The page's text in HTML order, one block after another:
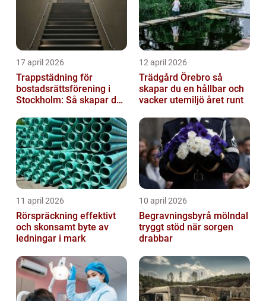
17 april 2026
Trappstädning för
bostadsrättsförening i
Stockholm: Så skapar du
trapphus...
12 april 2026
Trädgård Örebro så
skapar du en hållbar och
vacker utemiljö året runt
11 april 2026
Rörspräckning effektivt
och skonsamt byte av
ledningar i mark
10 april 2026
Begravningsbyrå mölndal
tryggt stöd när sorgen
drabbar